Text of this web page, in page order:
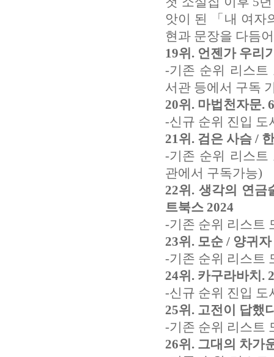
앗이 된 「내 여자
현과 문장을 다듬
19위. 언젠가 우리
-기존 순위 리스트
서관 등에서 구독
20위. 마법천자문.
-신규 순위 진입 도
21위. 검은 사슴 /
-기존 순위 리스트
관에서 구독가능)
22위. 생각의 연금
트북스 2024
-기존 순위 리스트
23위. 모순 / 양귀
-기존 순위 리스트
24위. 카구라바치.
-신규 순위 진입 도
25위. 고전이 답했
-기존 순위 리스트
26위. 그대의 차가